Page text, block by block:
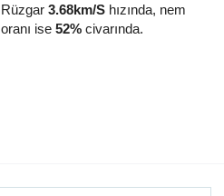
Rüzgar 3.68km/Shızında, nem
oranı ise 52%civarında.